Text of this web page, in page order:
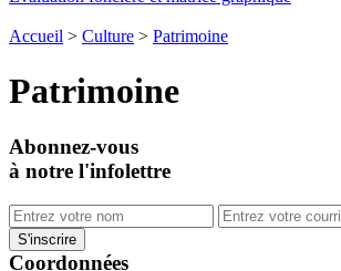
Accueil > Culture > Patrimoine
Patrimoine
Abonnez-vous
à notre l'infolettre
Coordonnées